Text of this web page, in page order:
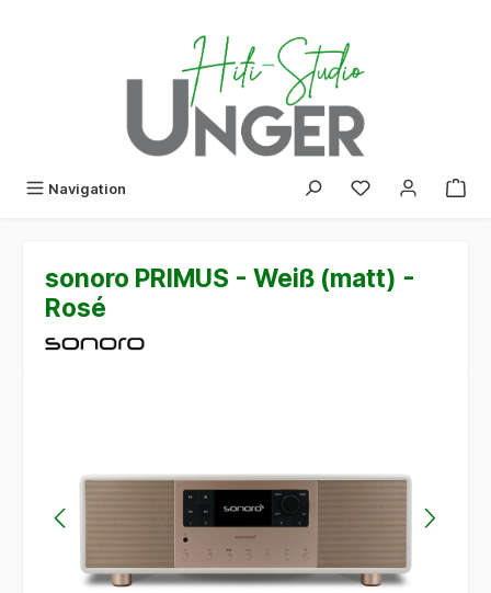
Navigation
sonoro PRIMUS - Weiß (matt) -
Rosé